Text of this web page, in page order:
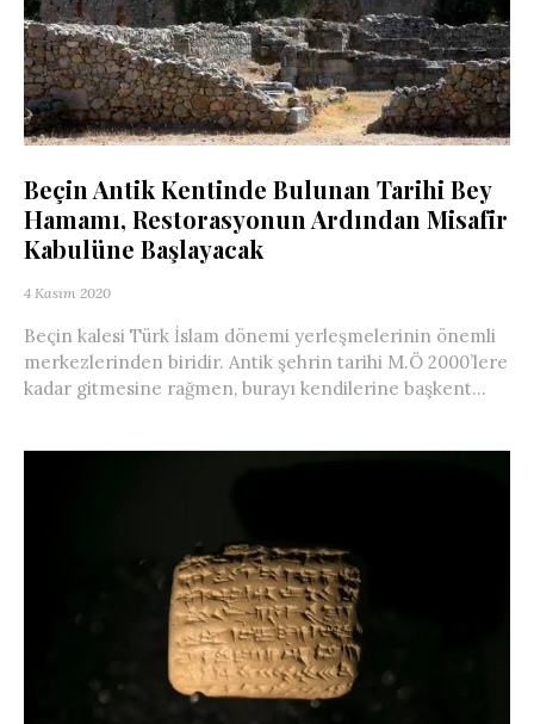
Beçin Antik Kentinde Bulunan Tarihi Bey
Hamamı, Restorasyonun Ardından Misafir
Kabulüne Başlayacak
4 Kasım 2020
Beçin kalesi Türk İslam dönemi yerleşmelerinin önemli
merkezlerinden biridir. Antik şehrin tarihi M.Ö 2000’lere
kadar gitmesine rağmen, burayı kendilerine başkent...